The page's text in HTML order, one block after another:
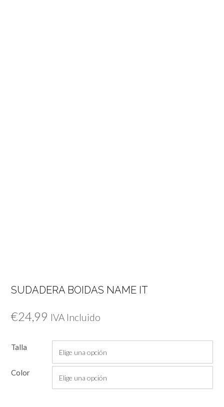
SUDADERA BOIDAS NAME IT
€24,99 IVA Incluido
Talla
Color